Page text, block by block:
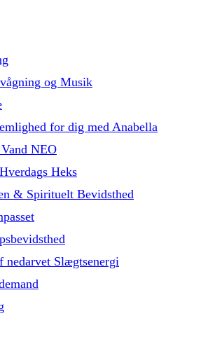
og Musik
for dig med Anabella
NEO
Heks
& Spirituelt Bevidsthed
nedarvet Slægtsenergi